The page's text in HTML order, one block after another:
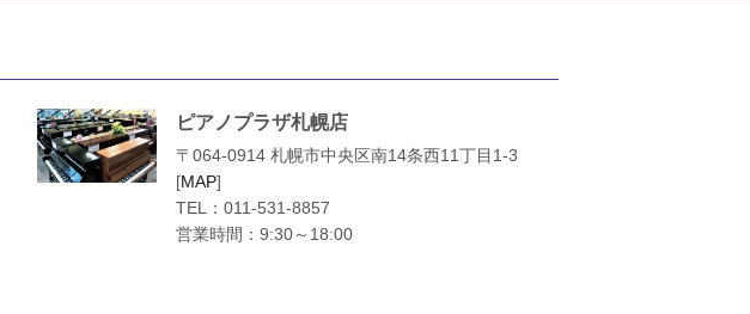
ピアノプラザ札幌店
〒064-0914 札幌市中央区南14条西11丁目1-3
[MAP]
TEL： 011-531-8857
営業時間：9:30～18:00